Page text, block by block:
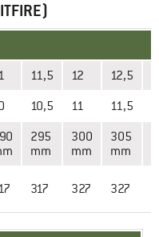
11,5 12 12,5
10,5 11 11,5
295
mm
300
mm
305
mm
317 327 327